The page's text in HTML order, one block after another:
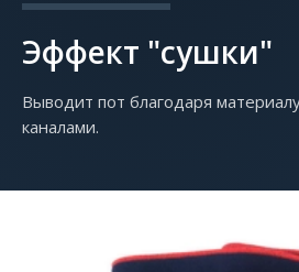
Эффект "сушки"
Выводит пот благодаря
каналами.